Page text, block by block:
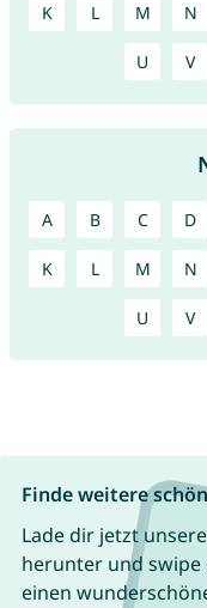
K L M N
U V
A B C D
K L M N
U V
Finde weitere
Lade dir jetzt
herunter und
einen